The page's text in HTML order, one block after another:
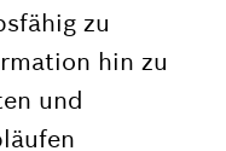
zu
hin zu
und